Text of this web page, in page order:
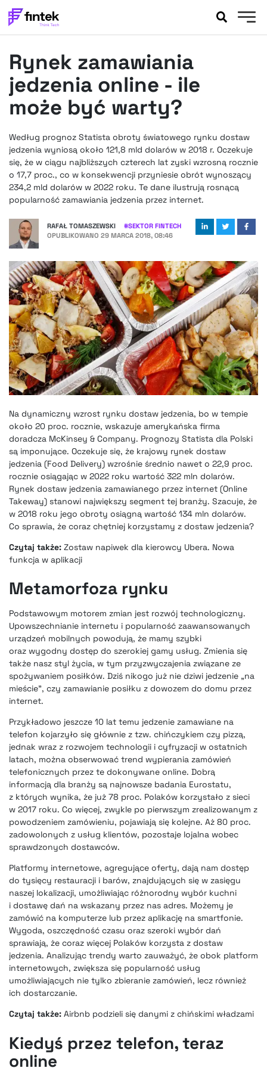
BANKOWOŚĆ
EVENTY
FELIETONY
WYWIADY
PODCASTY
FINTEKEXTRA
OKIEM EKSPERTA
Rynek zamawiania
jedzenia online - ile
może być warty?
Według prognoz Statista obroty światowego rynku dostaw
jedzenia wyniosą około 121,8 mld dolarów w 2018 r. Oczekuje
się, że w ciągu najbliższych czterech lat zyski wzrosną rocznie
o 17,7 proc., co w konsekwencji przyniesie obrót wynoszący
234,2 mld dolarów w 2022 roku. Te dane ilustrują rosnącą
popularność zamawiania jedzenia przez internet.
RAFAŁ TOMASZEWSKI #SEKTOR FINTECH
OPUBLIKOWANO 29 MARCA 2018, 08:46
Na dynamiczny wzrost rynku dostaw jedzenia, bo w tempie
około 20 proc. rocznie, wskazuje amerykańska firma
doradcza McKinsey & Company. Prognozy Statista dla Polski
są imponujące. Oczekuje się, że krajowy rynek dostaw
jedzenia (Food Delivery) wzrośnie średnio nawet o 22,9 proc.
rocznie osiągając w 2022 roku wartość 322 mln dolarów.
Rynek dostaw jedzenia zamawianego przez internet (Online
Takeway) stanowi największy segment tej branży. Szacuje, że
w 2018 roku jego obroty osiągną wartość 134 mln dolarów.
Co sprawia, że coraz chętniej korzystamy z dostaw jedzenia?
Czytaj także: Zostaw napiwek dla kierowcy Ubera. Nowa
funkcja w aplikacji
Metamorfoza rynku
Podstawowym motorem zmian jest rozwój technologiczny.
Upowszechnianie internetu i popularność zaawansowanych
urządzeń mobilnych powodują, że mamy szybki
oraz wygodny dostęp do szerokiej gamy usług. Zmienia się
także nasz styl życia, w tym przyzwyczajenia związane ze
spożywaniem posiłków. Dziś nikogo już nie dziwi jedzenie „na
mieście”, czy zamawianie posiłku z dowozem do domu przez
internet.
Przykładowo jeszcze 10 lat temu jedzenie zamawiane na
telefon kojarzyło się głównie z tzw. chińczykiem czy pizzą,
jednak wraz z rozwojem technologii i cyfryzacji w ostatnich
latach, można obserwować trend wypierania zamówień
telefonicznych przez te dokonywane online. Dobrą
informacją dla branży są najnowsze badania Eurostatu,
z których wynika, że już 78 proc. Polaków korzystało z sieci
w 2017 roku. Co więcej, zwykle po pierwszym zrealizowanym z
powodzeniem zamówieniu, pojawiają się kolejne. Aż 80 proc.
zadowolonych z usług klientów, pozostaje lojalna wobec
sprawdzonych dostawców.
Platformy internetowe, agregujące oferty, dają nam dostęp
do tysięcy restauracji i barów, znajdujących się w zasięgu
naszej lokalizacji, umożliwiając różnorodny wybór kuchni
i dostawę dań na wskazany przez nas adres. Możemy je
zamówić na komputerze lub przez aplikację na smartfonie.
Wygoda, oszczędność czasu oraz szeroki wybór dań
sprawiają, że coraz więcej Polaków korzysta z dostaw
jedzenia. Analizując trendy warto zauważyć, że obok platform
internetowych, zwiększa się popularność usług
umożliwiających nie tylko zbieranie zamówień, lecz również
ich dostarczanie.
Czytaj także: Airbnb podzieli się danymi z chińskimi władzami
Kiedyś przez telefon, teraz
online